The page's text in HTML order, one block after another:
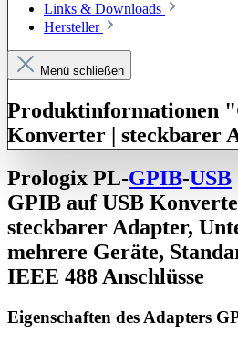
Links & Downloads
Hersteller
Menü schließen
Produktinformationen
Konverter | steckbarer
Prologix PL-GPIB-USB
GPIB auf USB
steckbarer Adapter,
mehrere Geräte,
IEEE 488 Anschlüsse
Eigenschaften des Adapters